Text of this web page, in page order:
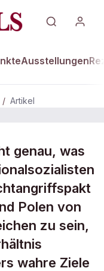
Ausstellungen
/ Artikel
genau, was
Polen von
zu sein,
wahre Ziele